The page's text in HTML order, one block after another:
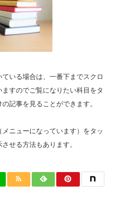
いる場合は、一番下までスクロ
すのでご覧になりたい科目をタ
記事を見ることができます。
ニューになっています）をタッ
せる方法もあります。